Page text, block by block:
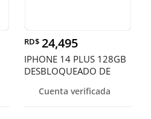
RD$ 24,495
IPHONE 14 PLUS 128GB
DESBLOQUEADO DE
Cuenta verificada